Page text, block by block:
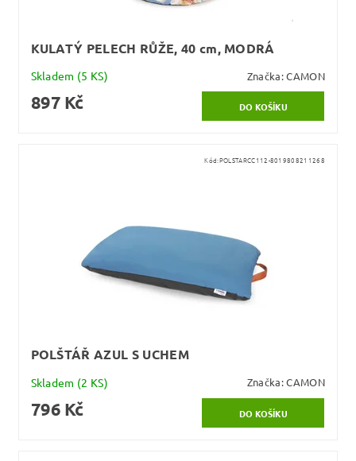
KULATÝ PELECH RŮŽE, 40 cm, MODRÁ
Skladem (5 KS) Značka:CAMON
897 Kč
Kód:POLSTARCC112-8019808211268
POLŠTÁŘ AZUL S UCHEM
Skladem (2 KS) Značka:CAMON
796 Kč